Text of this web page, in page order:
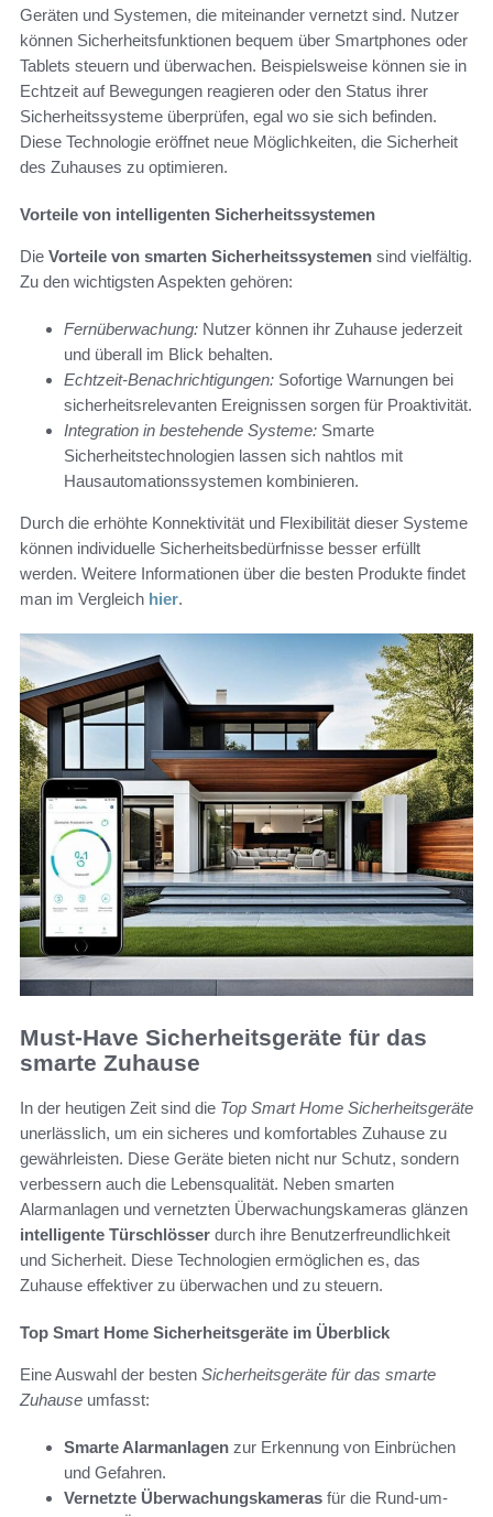
Geräten und Systemen, die miteinander vernetzt sind. Nutzer
können Sicherheitsfunktionen bequem über Smartphones oder
Tablets steuern und überwachen. Beispielsweise können sie in
Echtzeit auf Bewegungen reagieren oder den Status ihrer
Sicherheitssysteme überprüfen, egal wo sie sich befinden.
Diese Technologie eröffnet neue Möglichkeiten, die Sicherheit
des Zuhauses zu optimieren.
Vorteile von intelligenten Sicherheitssystemen
Die Vorteile von smarten Sicherheitssystemen sind vielfältig.
Zu den wichtigsten Aspekten gehören:
Fernüberwachung: Nutzer können ihr Zuhause jederzeit
und überall im Blick behalten.
Echtzeit-Benachrichtigungen: Sofortige Warnungen bei
sicherheitsrelevanten Ereignissen sorgen für Proaktivität.
Integration in bestehende Systeme: Smarte
Sicherheitstechnologien lassen sich nahtlos mit
Hausautomationssystemen kombinieren.
Durch die erhöhte Konnektivität und Flexibilität dieser Systeme
können individuelle Sicherheitsbedürfnisse besser erfüllt
werden. Weitere Informationen über die besten Produkte findet
man im Vergleich hier.
Must-Have Sicherheitsgeräte für das
smarte Zuhause
In der heutigen Zeit sind die Top Smart Home Sicherheitsgeräte
unerlässlich, um ein sicheres und komfortables Zuhause zu
gewährleisten. Diese Geräte bieten nicht nur Schutz, sondern
verbessern auch die Lebensqualität. Neben smarten
Alarmanlagen und vernetzten Überwachungskameras glänzen
intelligente Türschlösser durch ihre Benutzerfreundlichkeit
und Sicherheit. Diese Technologien ermöglichen es, das
Zuhause effektiver zu überwachen und zu steuern.
Top Smart Home Sicherheitsgeräte im Überblick
Eine Auswahl der besten Sicherheitsgeräte für das smarte
Zuhause umfasst:
Smarte Alarmanlagen zur Erkennung von Einbrüchen
und Gefahren.
Vernetzte Überwachungskameras für die Rund-um-